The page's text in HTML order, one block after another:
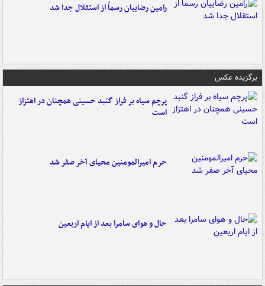
رامین رضاییان رسماً از استقلال جدا شد
برگزیده عکس
پرچم سیاه بر فراز گنبد حسینی همچنان در اهتزاز
است
حرم امیرالمومنین محیای آخر صفر شد
حال و هوای سامرا بعد از ایام اربعین